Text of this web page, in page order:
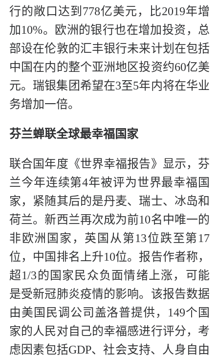
行的敞口达到778亿美元，比2019年增
加10%。欧洲的银行也在增加投资，总
部设在伦敦的汇丰银行未来计划在包括
中国在内的整个亚洲地区投资约60亿美
元。瑞银集团希望在3至5年内将在华业
务增加一倍。
芬兰蝉联全球最幸福国家
联合国年度《世界幸福报告》显示，芬
兰今年连续第4年被评为世界最幸福国
家，紧随其后的是丹麦、瑞士、冰岛和
荷兰。新西兰再次成为前10名中唯一的
非欧洲国家，英国从第13位跌至第17
位，中国排名上升10位。报告作者称，
超1/3的国家民众负面情绪上涨，可能
是受新冠肺炎疫情的影响。该报告数据
由美国民调公司盖洛普提供，149个国
家的人民对自己的幸福感进行评分，考
虑因素包括GDP、社会支持、人身自由